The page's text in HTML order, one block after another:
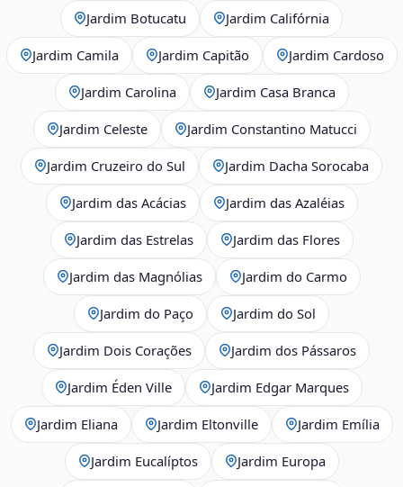
Jardim Botucatu Jardim Califórnia
Jardim Camila Jardim Capitão Jardim Cardoso
Jardim Carolina Jardim Casa Branca
Jardim Celeste Jardim Constantino Matucci
Jardim Cruzeiro do Sul Jardim Dacha Sorocaba
Jardim das Acácias Jardim das Azaléias
Jardim das Estrelas Jardim das Flores
Jardim das Magnólias Jardim do Carmo
Jardim do Paço Jardim do Sol
Jardim Dois Corações Jardim dos Pássaros
Jardim Éden Ville Jardim Edgar Marques
Jardim Eliana Jardim Eltonville Jardim Emília
Jardim Eucalíptos Jardim Europa